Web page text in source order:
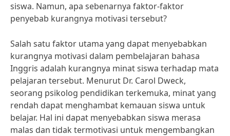
siswa. Namun, apa sebenarnya faktor-faktor
penyebab kurangnya motivasi tersebut?
Salah satu faktor utama yang dapat menyebabkan
kurangnya motivasi dalam pembelajaran bahasa
Inggris adalah kurangnya minat siswa terhadap mata
pelajaran tersebut. Menurut Dr. Carol Dweck,
seorang psikolog pendidikan terkemuka, minat yang
rendah dapat menghambat kemauan siswa untuk
belajar. Hal ini dapat menyebabkan siswa merasa
malas dan tidak termotivasi untuk mengembangkan